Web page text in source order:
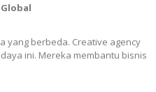
yang berbeda. Creative agency
ini. Mereka membantu bisnis